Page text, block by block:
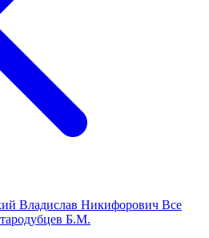
Владислав Никифорович Все
Б.М.